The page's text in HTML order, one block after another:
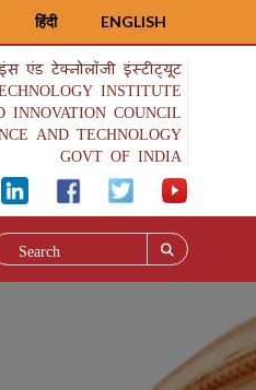
ENGLISH
हिंदी
एंड टेक्नोलॉजी इंस्टीट्यूट
INSTITUTE
COUNCIL
AND TECHNOLOGY
GOVT OF INDIA